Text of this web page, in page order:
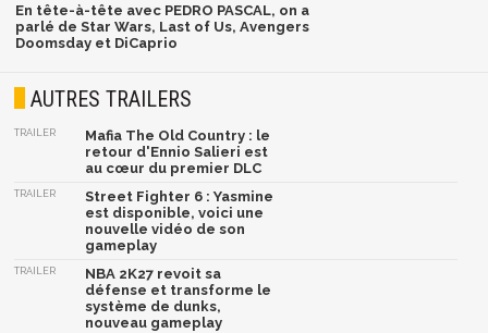
En tête-à-tête avec PEDRO PASCAL, on a
parlé de Star Wars, Last of Us, Avengers
Doomsday et DiCaprio
AUTRES TRAILERS
TRAILER
Mafia The Old Country : le
retour d'Ennio Salieri est
au cœur du premier DLC
TRAILER
Street Fighter 6 : Yasmine
est disponible, voici une
nouvelle vidéo de son
gameplay
TRAILER
NBA 2K27 revoit sa
défense et transforme le
système de dunks,
nouveau gameplay